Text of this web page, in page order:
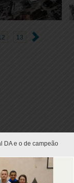
13
DA e o de campeão